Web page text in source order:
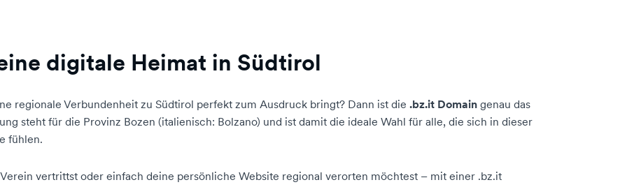
digitale Heimat in Südtirol
regionale Verbundenheit zu Südtirol perfekt zum Ausdruck bringt? Dann ist die .bz.it Domain genau das
steht für die Provinz Bozen (italienisch: Bolzano) und ist damit die ideale Wahl für alle, die sich in dieser
fühlen.
vertrittst oder einfach deine persönliche Website regional verorten möchtest – mit einer .bz.it